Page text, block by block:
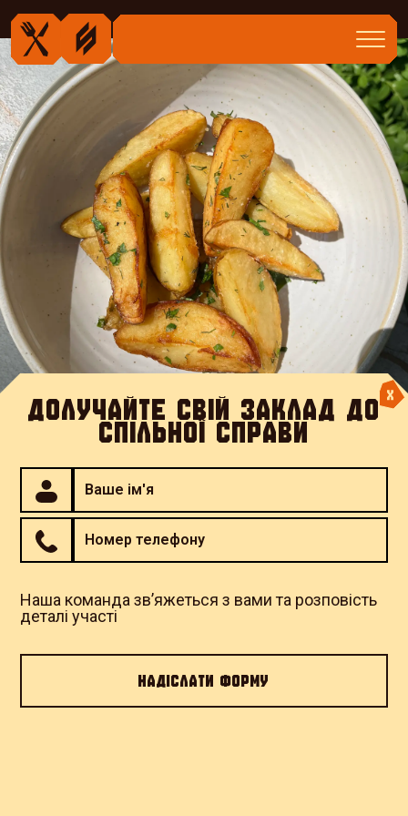
Картопля для 3ОШБр | Страва
бере участь у благодійній
кампанії "Підтримай Третю
Штурмову"
SALO
ДОЛУЧАЙТЕ СВІЙ ЗАКЛАД ДО
СПІЛЬНОЇ СПРАВИ
Наша команда зв’яжеться з вами та розповість
деталі участі